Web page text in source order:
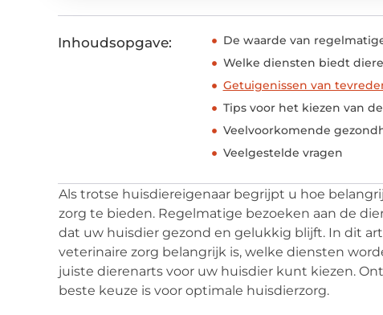
Inhoudsopgave:
De waarde van
Welke diensten biedt
Getuigenissen van
Tips voor het kiezen van
Veelvoorkomende
Veelgestelde vragen
Als trotse huisdiereigenaar begrijpt u hoe
zorg te bieden. Regelmatige bezoeken aan de
dat uw huisdier gezond en gelukkig blijft. In dit
veterinaire zorg belangrijk is, welke diensten
juiste dierenarts voor uw huisdier kunt kiezen.
beste keuze is voor optimale huisdierzorg.